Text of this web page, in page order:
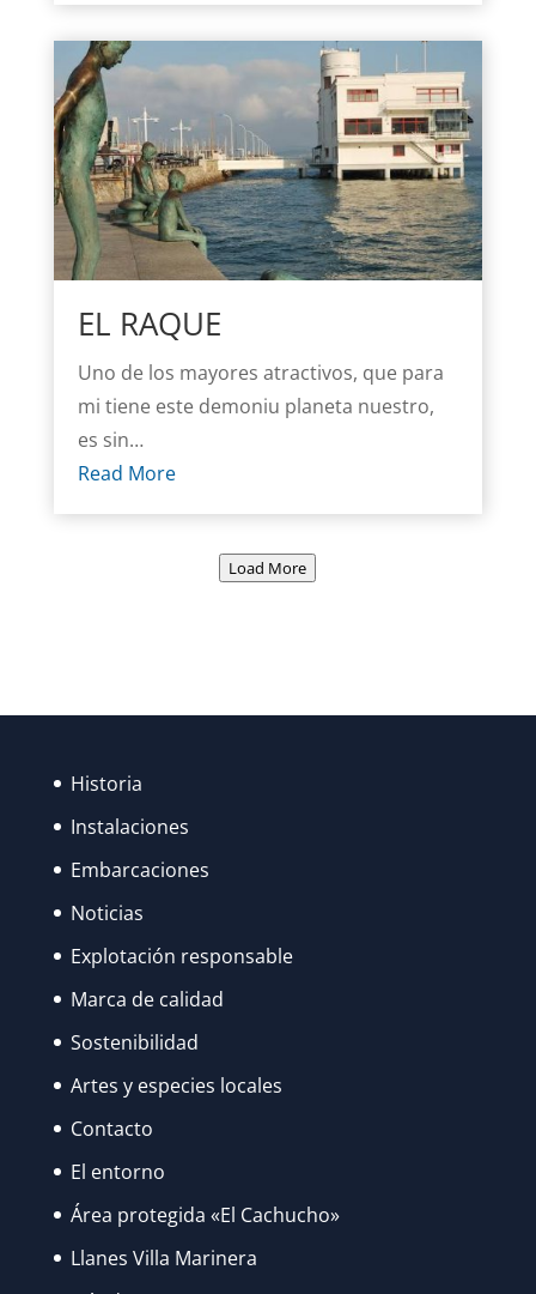
EL RAQUE
Uno de los mayores atractivos, que para
mi tiene este demoniu planeta nuestro,
es sin…
Read More
Load More
Historia
Instalaciones
Embarcaciones
Noticias
Explotación responsable
Marca de calidad
Sostenibilidad
Artes y especies locales
Contacto
El entorno
Área protegida «El Cachucho»
Llanes Villa Marinera